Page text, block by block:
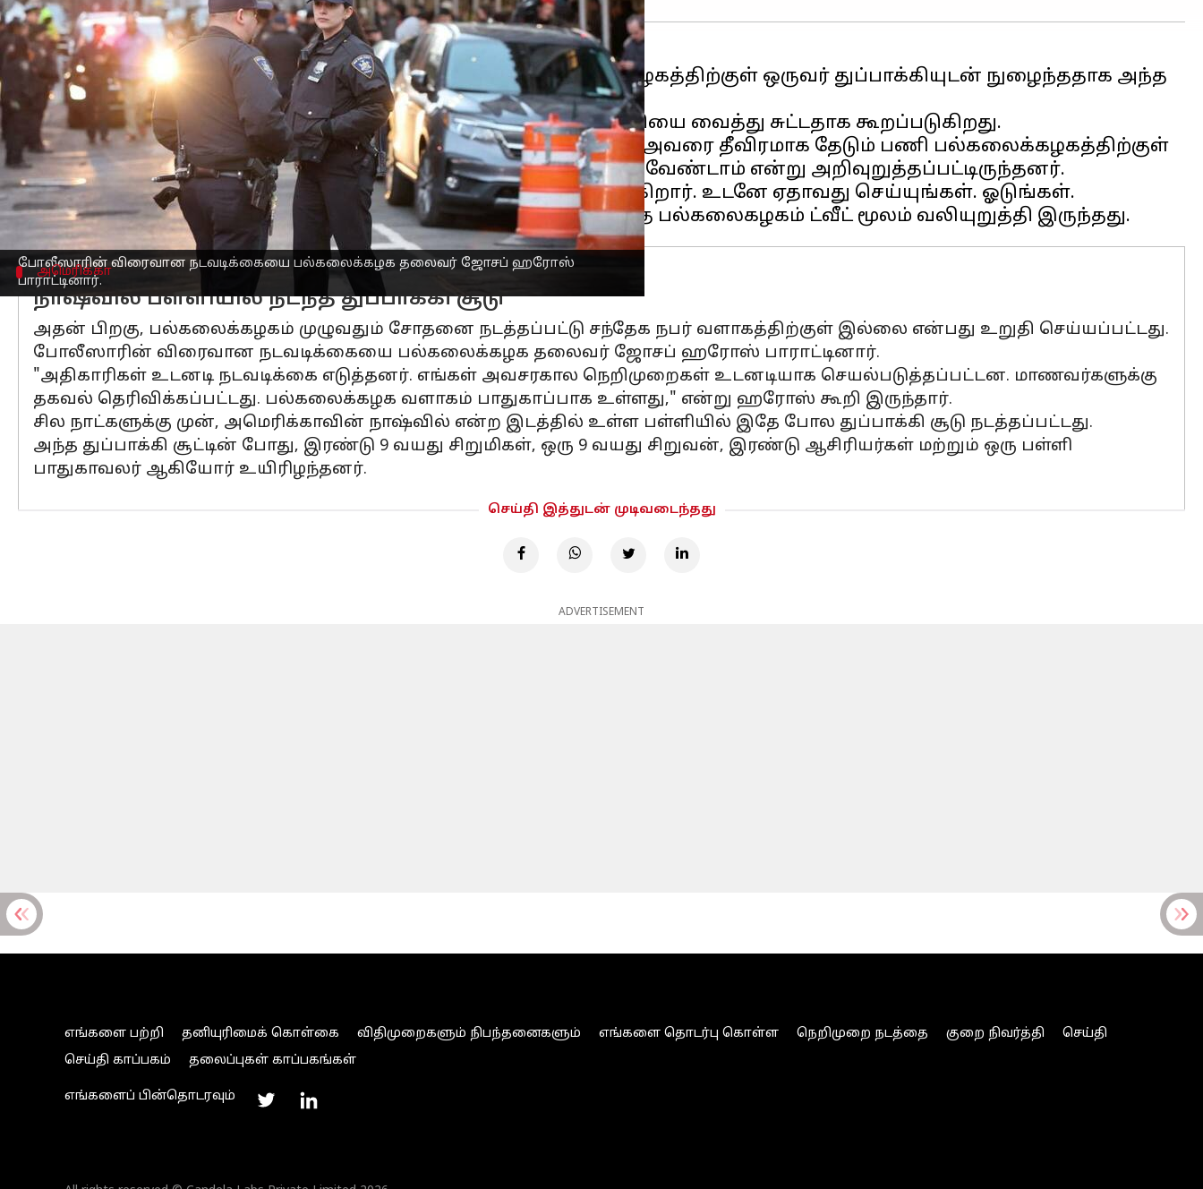
போலீஸாரின் விரைவான நடவடிக்கையை பல்கலைக்கழக தலைவர் ஜோசப் ஹரோஸ்
பாராட்டினார்.
செய்தி முன்னோட்டம்
அமெரிக்காவின் நார்மன் நகரில் உள்ள ஓக்லஹோமா பல்கலைக்கழகத்திற்குள் ஒருவர் துப்பாக்கியுடன் நுழைந்ததாக அந்த
பல்கலைக்கழகம் ட்விட்டரில் தெரிவித்துள்ளது.
துப்பாக்கியுடன் நுழைந்த அந்த நபர் பல்கலைக்கதிற்குள் துப்பாக்கியை வைத்து சுட்டதாக கூறப்படுகிறது.
துப்பாக்கிச் சூடு நடத்தியவர் எங்கு சென்றார் என்று தெரியாததால் அவரை தீவிரமாக தேடும் பணி பல்கலைக்கழகத்திற்குள்
நடைபெற்றது. இதனால், மாணவர்கள் சவுத் ஓவல் பகுதிக்கு செல்ல வேண்டாம் என்று அறிவுறுத்தப்பட்டிருந்தனர்.
"வான் வ்லீட் ஓவல் மைதானத்தில் துப்பாக்கி ஏந்திய ஒருவர் இருக்கிறார். உடனே ஏதாவது செய்யுங்கள். ஓடுங்கள்.
அமெரிக்கா
நாஷ்வில் பள்ளியில் நடந்த துப்பாக்கி சூடு
அதன் பிறகு, பல்கலைக்கழகம் முழுவதும் சோதனை நடத்தப்பட்டு சந்தேக நபர் வளாகத்திற்குள் இல்லை என்பது உறுதி செய்யப்பட்டது.
போலீஸாரின் விரைவான நடவடிக்கையை பல்கலைக்கழக தலைவர் ஜோசப் ஹரோஸ் பாராட்டினார்.
"அதிகாரிகள் உடனடி நடவடிக்கை எடுத்தனர். எங்கள் அவசரகால நெறிமுறைகள் உடனடியாக செயல்படுத்தப்பட்டன. மாணவர்களுக்கு
தகவல் தெரிவிக்கப்பட்டது. பல்கலைக்கழக வளாகம் பாதுகாப்பாக உள்ளது," என்று ஹரோஸ் கூறி இருந்தார்.
சில நாட்களுக்கு முன், அமெரிக்காவின் நாஷ்வில் என்ற இடத்தில் உள்ள பள்ளியில் இதே போல துப்பாக்கி சூடு நடத்தப்பட்டது.
அந்த துப்பாக்கி சூட்டின் போது, இரண்டு 9 வயது சிறுமிகள், ஒரு 9 வயது சிறுவன், இரண்டு ஆசிரியர்கள் மற்றும் ஒரு பள்ளி
பாதுகாவலர் ஆகியோர் உயிரிழந்தனர்.
செய்தி இத்துடன் முடிவடைந்தது
ADVERTISEMENT
எங்களை பற்றி தனியுரிமைக் கொள்கை விதிமுறைகளும் நிபந்தனைகளும் எங்களை தொடர்பு கொள்ள நெறிமுறை நடத்தை குறை நிவர்த்தி
செய்தி
செய்தி காப்பகம்
தலைப்புகள் காப்பகங்கள்
எங்களைப் பின்தொடரவும்